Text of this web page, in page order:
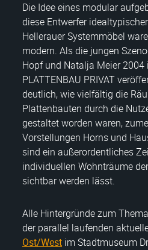
Die Idee eines modular
diese Entwerfer
Hellerauer Systemmöbel
modern. Als die jungen
Hopf und Natalja Meier
PLATTENBAU PRIVAT
deutlich, wie vielfältig die
Plattenbauten durch die
gestaltet worden waren,
Vorstellungen Horns und
sind ein außerordentliches
individuellen Wohnträume
sichtbar werden lässt.
Alle Hintergründe zum
der parallel laufenden
Ost/West im Stadtmuseum